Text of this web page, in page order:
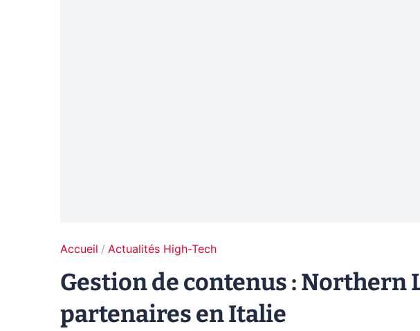
Accueil Actualités High-Tech
Gestion de contenus :
partenaires en Italie